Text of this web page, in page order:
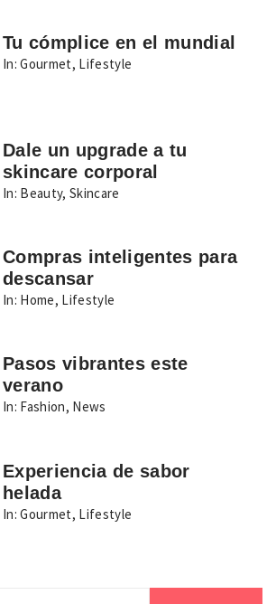
Tu cómplice en el mundial
In: Gourmet, Lifestyle
Dale un upgrade a tu
skincare corporal
In: Beauty,Skincare
Compras inteligentes para
descansar
In: Home, Lifestyle
Pasos vibrantes este
verano
In: Fashion, News
Experiencia de sabor
helada
In: Gourmet, Lifestyle